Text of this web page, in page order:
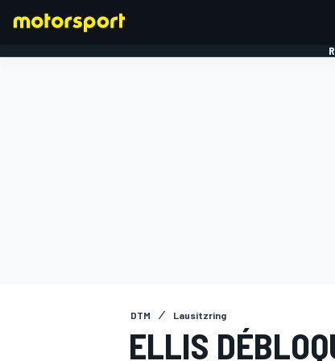
DTM Lausitzring
ELLIS